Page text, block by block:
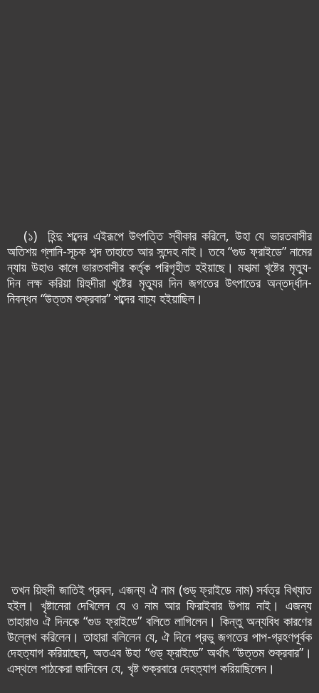
(১) হিন্দু শব্দের এইরূপে উৎপত্তি স্বীকার করিলে, উহা যে ভারতবাসীর
অতিশয় গ্লানি-সূচক শব্দ তাহাতে আর সন্দেহ নাই। তবে “গুড ফ্রাইডে” নামের
ন্যায় উহাও কালে ভারতবাসীর কর্তৃক পরিগৃহীত হ‌ইয়াছে। মহাত্মা খৃষ্টের মৃত্যু-
দিন লক্ষ করিয়া য়িহুদীরা খৃষ্টের মৃত্যুর দিন জগতের উৎপাতের অন্তর্দ্ধান-
নিবন্ধন “উত্তম শুক্রবার” শব্দের বাচ্য হ‌ইয়াছিল।
তখন য়িহুদী জাতিই প্রবল, এজন্য ঐ নাম (গুড্ ফ্রাইডে নাম) সর্বত্র বিখ্যাত
হ‌ইল। খৃষ্টানেরা দেখিলেন যে ও নাম আর ফিরাইবার উপায় নাই। এজন্য
তাহারাও ঐ দিনকে “গুড ফ্রাইডে” বলিতে লাগিলেন। কিন্তু অন্যবিধ কারণের
উল্লেখ করিলেন। তাহারা বলিলেন যে, ঐ দিনে প্রভু জগতের পাপ-গ্রহণপূর্বক
দেহত্যাগ করিয়াছেন, অত‌এব উহা “গুড্ ফ্রাইডে” অর্থাৎ “উত্তম শুক্রবার”।
এস্থলে পাঠকেরা জানিবেন যে, খৃষ্ট শুক্রবারে দেহত্যাগ করিয়াছিলেন।